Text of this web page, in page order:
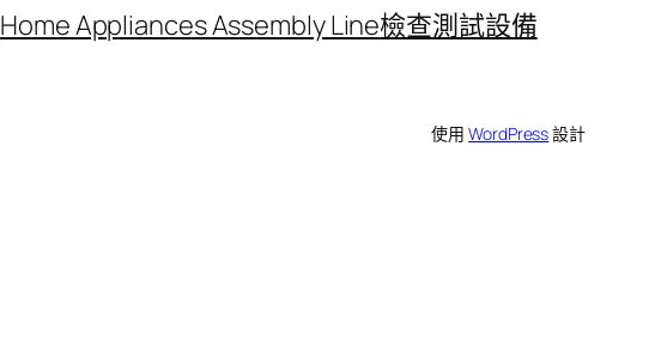
Home Appliances Assembly Line檢查測試設備
使用WordPress設計